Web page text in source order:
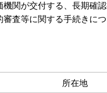
関が交付する、長期確
査等に関する手続きに
所在地